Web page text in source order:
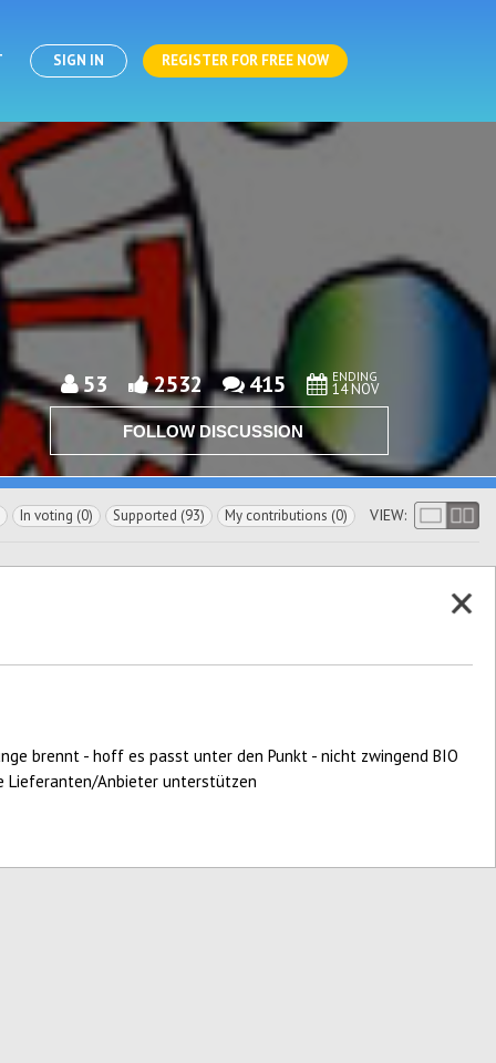
SIGN IN REGISTER FOR FREE NOW
53 2532 415 ENDING
14 NOV
FOLLOW DISCUSSION
In voting (0) Supported (93) My contributions (0) VIEW:
brennt - hoff es passt unter den Punkt - nicht zwingend BIO
Lieferanten/Anbieter unterstützen